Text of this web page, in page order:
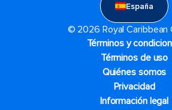
España
© 2026 Royal Caribbean
Términos y
Términos de uso
Quiénes somos
Privacidad
Información legal